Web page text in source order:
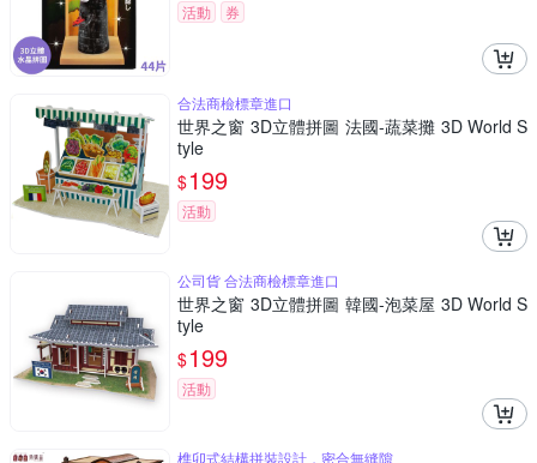
活動 券
合法商檢標章進口
世界之窗 3D立體拼圖 法國-蔬菜攤 3D World S
tyle
$199
活動
公司貨 合法商檢標章進口
世界之窗 3D立體拼圖 韓國-泡菜屋 3D World S
tyle
$199
活動
榫卯式結構拼裝設計，密合無縫隙